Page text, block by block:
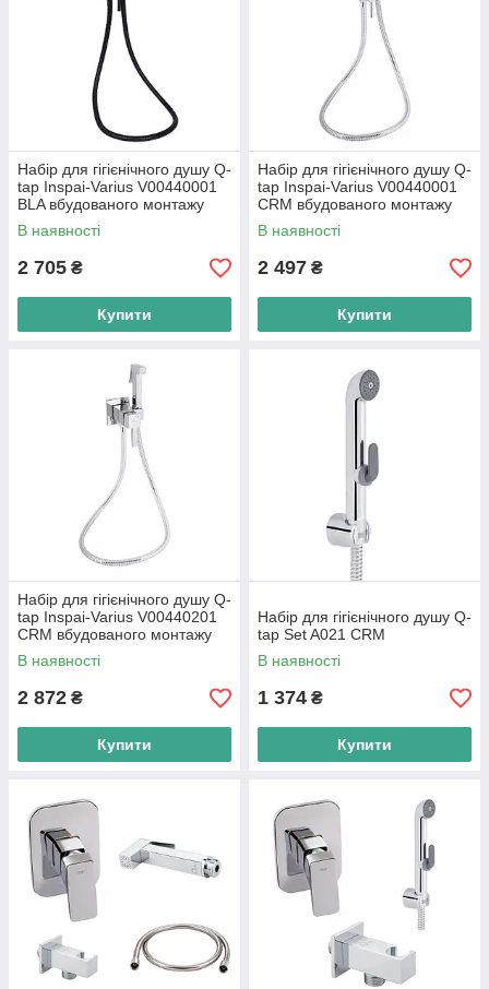
Набір для гігієнічного душу Q-
tap Inspai-Varius V00440001
BLA вбудованого монтажу
В наявності
2 705 ₴
Купити
Набір для гігієнічного душу Q-
tap Inspai-Varius V00440001
CRM вбудованого монтажу
В наявності
2 497 ₴
Купити
Набір для гігієнічного душу Q-
tap Inspai-Varius V00440201
CRM вбудованого монтажу
В наявності
2 872 ₴
Купити
Набір для гігієнічного душу Q-
tap Set A021 CRM
В наявності
1 374 ₴
Купити